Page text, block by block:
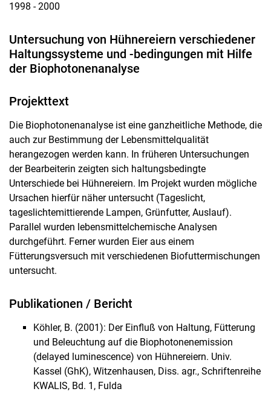
1998 - 2000
Untersuchung von Hühnereiern verschiedener
Haltungssysteme und -bedingungen mit Hilfe
der Biophotonenanalyse
Projekttext
Die Biophotonenanalyse ist eine ganzheitliche Methode, die
auch zur Bestimmung der Lebensmittelqualität
herangezogen werden kann. In früheren Untersuchungen
der Bearbeiterin zeigten sich haltungsbedingte
Unterschiede bei Hühnereiern. Im Projekt wurden mögliche
Ursachen hierfür näher untersucht (Tageslicht,
tageslichtemittierende Lampen, Grünfutter, Auslauf).
Parallel wurden lebensmittelchemische Analysen
durchgeführt. Ferner wurden Eier aus einem
Fütterungsversuch mit verschiedenen Biofuttermischungen
untersucht.
Publikationen / Bericht
Köhler, B. (2001): Der Einfluß von Haltung, Fütterung
und Beleuchtung auf die Biophotonenemission
(delayed luminescence) von Hühnereiern. Univ.
Kassel (GhK), Witzenhausen, Diss. agr., Schriftenreihe
KWALIS, Bd. 1, Fulda